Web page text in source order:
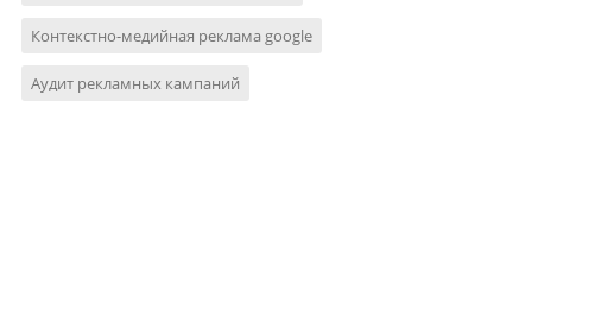
Контекстно-медийная реклама google
Аудит рекламных кампаний